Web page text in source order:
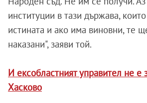
институции в тази държава,
истината и ако има виновни, те
наказани", заяви той.
И ексобластният управител не е
Хасково